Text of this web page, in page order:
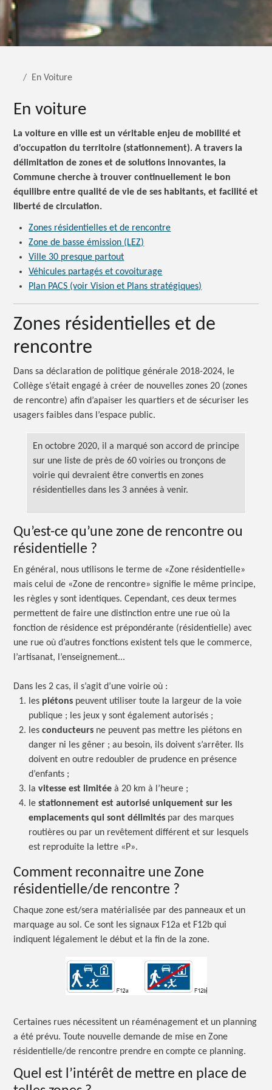
En Voiture
En voiture
La voiture en ville est un véritable enjeu de mobilité et
d'occupation du territoire (stationnement). A travers la
délimitation de zones et de solutions innovantes, la
Commune cherche à trouver continuellement le bon
équilibre entre qualité de vie de ses habitants, et facilité et
liberté de circulation.
Zones résidentielles et de rencontre
Zone de basse émission (LEZ)
Ville 30 presque partout
Véhicules partagés et covoiturage
Plan PACS (voir Vision et Plans stratégiques)
Zones résidentielles et de
rencontre
Dans sa déclaration de politique générale 2018-2024, le
Collège s’était engagé à créer de nouvelles zones 20 (zones
de rencontre) afin d’apaiser les quartiers et de sécuriser les
usagers faibles dans l’espace public.
En octobre 2020, il a marqué son accord de principe
sur une liste de près de 60 voiries ou tronçons de
voirie qui devraient être convertis en zones
résidentielles dans les 3 années à venir.
Qu’est-ce qu’une zone de rencontre ou
résidentielle ?
En général, nous utilisons le terme de «Zone résidentielle»
mais celui de «Zone de rencontre» signifie le même principe,
les règles y sont identiques. Cependant, ces deux termes
permettent de faire une distinction entre une rue où la
fonction de résidence est prépondérante (résidentielle) avec
une rue où d’autres fonctions existent tels que le commerce,
l’artisanat, l’enseignement...
Dans les 2 cas, il s’agit d’une voirieoù :
les piétons peuvent utiliser toute la largeur de la voie
publique ; les jeux y sont égalementautorisés ;
lesconducteurs ne peuvent pas mettre les piétons en
danger ni lesgêner ; au besoin, ils doivent s’arrêter. Ils
doivent en outre redoubler de prudence en présence
d’enfants ;
lavitesse est limitée à 20 km à
l’heure ;
lestationnement est autorisé uniquement sur les
emplacements qui sont délimités par des marques
routières ou par un revêtement différent et sur lesquels
est reproduite la lettre «P».
Comment reconnaitre une Zone
résidentielle/de rencontre ?
Chaque zone est/sera matérialisée par des panneaux et un
marquage au sol. Ce sont les signaux F12a et F12b qui
indiquent légalement le début et la fin de la zone.
Image
Certaines rues nécessitent un réaménagement et un planning
a été prévu. Toute nouvelle demande de mise en Zone
résidentielle/de rencontre prendre en compte ce planning.
Quel est l’intérêt de mettre en place de